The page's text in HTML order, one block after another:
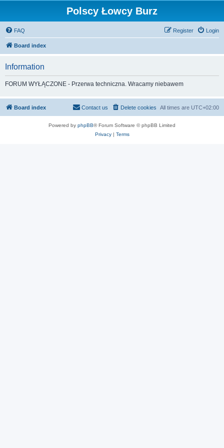
Polscy Łowcy Burz
FAQ Login
Register
Board index
Information
FORUM WYŁĄCZONE - Przerwa techniczna. Wracamy niebawem
Board index All times are UTC+02:00
Delete cookies
Contact us
Powered by phpBB® Forum Software © phpBB Limited
Privacy| Terms